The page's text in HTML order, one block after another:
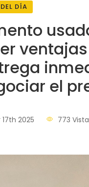
DÍA
el
17th 2025 773